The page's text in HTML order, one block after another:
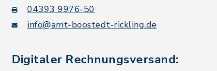
04393 9976-50
info@amt-boostedt-rickling.de
Digitaler Rechnungsversand: